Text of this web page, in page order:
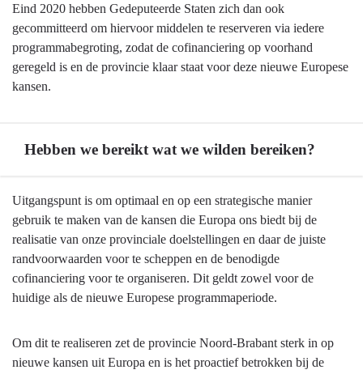
Eind 2020 hebben Gedeputeerde Staten zich dan ook
gecommitteerd om hiervoor middelen te reserveren via iedere
programmabegroting, zodat de cofinanciering op voorhand
geregeld is en de provincie klaar staat voor deze nieuwe Europese
kansen.
Hebben we bereikt wat we wilden bereiken?
Terug
naar
navigatie
Europese
programma's
Hebben
Uitgangspunt is om optimaal en op een strategische manier
gebruik te maken van de kansen die Europa ons biedt bij de
realisatie van onze provinciale doelstellingen en daar de juiste
randvoorwaarden voor te scheppen en de benodigde
cofinanciering voor te organiseren. Dit geldt zowel voor de
huidige als de nieuwe Europese programmaperiode.
Om dit te realiseren zet de provincie Noord-Brabant sterk in op
nieuwe kansen uit Europa en is het proactief betrokken bij de